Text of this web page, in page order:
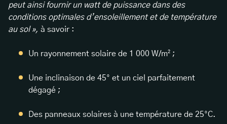
peut ainsi fournir un watt de puissance dans des
conditions optimales d’ensoleillement et de température
au sol », à savoir :
Un rayonnement solaire de 1 000 W/m² ;
Une inclinaison de 45° et un ciel parfaitement
dégagé ;
Des panneaux solaires à une température de 25°C.